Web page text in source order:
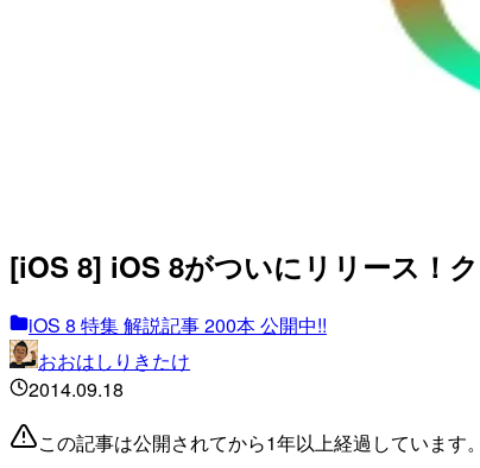
[iOS 8] iOS 8がついにリリース！
iOS 8 特集 解説記事 200本 公開中!!
おおはしりきたけ
2014.09.18
この記事は公開されてから1年以上経過しています